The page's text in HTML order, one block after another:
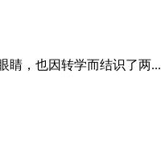
睛，也因转学而结识了两...